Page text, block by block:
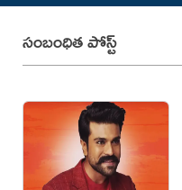
సంబంధిత పోస్ట్